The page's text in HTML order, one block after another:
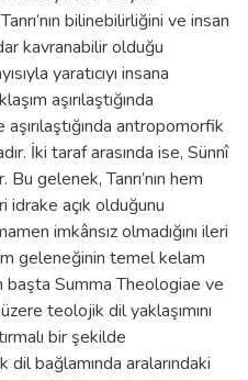
bilinebilirliğini ve insan
kavranabilir olduğu
yaratıcıyı insana
aşırılaştığında
antropomorfik
İki taraf arasında ise, Sünnî
gelenek, Tanrı’nın hem
idrake açık olduğunu
imkânsız olmadığını ileri
geleneğinin temel kelam
başta Summa Theologiae ve
teolojik dil yaklaşımını
bir şekilde
bağlamında aralarındaki